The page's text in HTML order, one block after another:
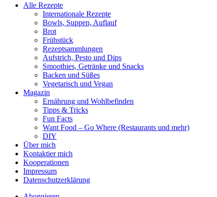
Alle Rezepte
Internationale Rezepte
Bowls, Suppen, Auflauf
Brot
Frühstück
Rezeptsammlungen
Aufstrich, Pesto und Dips
Smoothies, Getränke und Snacks
Backen und Süßes
Vegetarisch und Vegan
Magazin
Ernährung und Wohlbefinden
Tipps & Tricks
Fun Facts
Want Food – Go Where (Restaurants und mehr)
DIY
Über mich
Kontaktier mich
Kooperationen
Impressum
Datenschutzerklärung